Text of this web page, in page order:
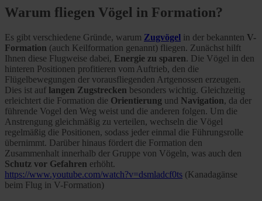
Warum fliegen Vögel in Formation?
Es gibt verschiedene Gründe, warum Zugvögel in der bekannten V-
Formation (auch Keilformation genannt) fliegen. Zunächst hilft
Ihnen diese Flugweise dabei, Energie zu sparen. Die Vögel in den
hinteren Positionen profitieren vom Auftrieb, den die
Flügelbewegungen der vorausfliegenden Artgenossen erzeugen.
Dies ist auf langen Zugstrecken besonders wichtig. Gleichzeitig
erleichtert die Formation die Orientierung und Navigation, da der
führende Vogel den Weg weist und die anderen folgen. Um die
Anstrengung gleichmäßig zu verteilen, wechseln die Vögel
regelmäßig die Positionen, sodass jeder einmal die Führungsrolle
übernimmt. Darüber hinaus fördert die Formation den
Zusammenhalt innerhalb der Gruppe von Vögeln, was auch den
Schutz vor Gefahren erhöht.
https://www.youtube.com/watch?v=dsmladcf0ts (Kanadagänse
beim Flug in V-Formation)